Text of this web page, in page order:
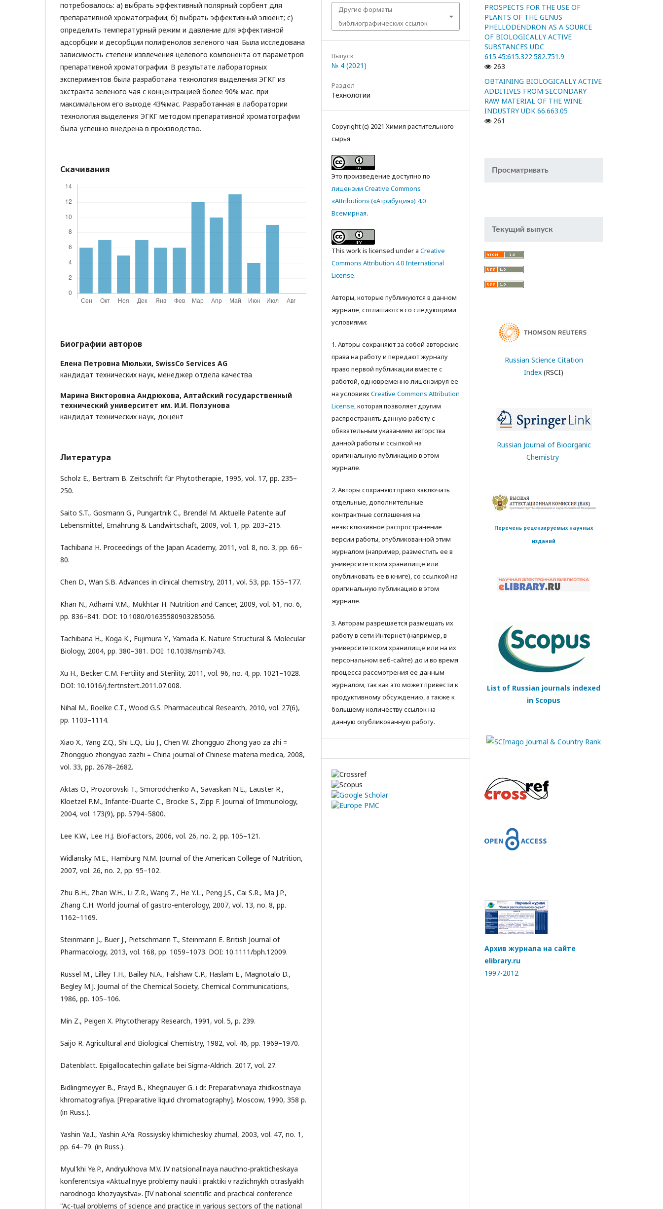
потребовалось: а) выбрать эффективный полярный сорбент для
препаративной хроматографии; б) выбрать эффективный элюент; с)
определить температурный режим и давление для эффективной
адсорбции и десорбции полифенолов зеленого чая. Была исследована
зависимость степени извлечения целевого компонента от параметров
препаративной хроматографии. В результате лабораторных
экспериментов была разработана технология выделения ЭГКГ из
экстракта зеленого чая с концентрацией более 90% мас. при
максимальном его выходе 43%мас. Разработанная в лаборатории
технология выделения ЭГКГ методом препаративной хроматографии
была успешно внедрена в производство.
Скачивания
Биографии авторов
Елена Петровна Мюльхи, SwissCo Services AG
кандидат технических наук, менеджер отдела качества
Марина Викторовна Андрюхова, Алтайский государственный
технический университет им. И.И. Ползунова
кандидат технических наук, доцент
Литература
Scholz E., Bertram B. Zeitschrift für Phytotherapie, 1995, vol. 17, pр. 235–
250.
Saito S.T., Gosmann G., Pungartnik C., Brendel M. Aktuelle Patente auf
Lebensmittel, Ernährung & Landwirtschaft, 2009, vol. 1, pр. 203–215.
Tachibana H. Proceedings of the Japan Academy, 2011, vol. 8, no. 3, pp. 66–
80.
Chen D., Wan S.B. Advances in clinical chemistry, 2011, vol. 53, pp. 155–177.
Khan N., Adhami V.M., Mukhtar H. Nutrition and Cancer, 2009, vol. 61, no. 6,
pp. 836–841. DOI: 10.1080/01635580903285056.
Tachibana H., Koga K., Fujimura Y., Yamada K. Nature Structural & Molecular
Biology, 2004, pp. 380–381. DOI: 10.1038/nsmb743.
Xu H., Becker C.M. Fertility and Sterility, 2011, vol. 96, no. 4, pp. 1021–1028.
DOI: 10.1016/j.fertnstert.2011.07.008.
Nihal M., Roelke C.T., Wood G.S. Pharmaceutical Research, 2010, vol. 27(6),
pp. 1103–1114.
Xiao X., Yang Z.Q., Shi L.Q., Liu J., Chen W. Zhongguo Zhong yao za zhi =
Zhongguo zhongyao zazhi = China journal of Chinese materia medica, 2008,
vol. 33, pp. 2678–2682.
Aktas O., Prozorovski T., Smorodchenko A., Savaskan N.E., Lauster R.,
Kloetzel P.M., Infante-Duarte C., Brocke S., Zipp F. Journal of Immunology,
2004, vol. 173(9), pp. 5794–5800.
Lee K.W., Lee H.J. BioFactors, 2006, vol. 26, no. 2, pp. 105–121.
Widlansky M.E., Hamburg N.M. Journal of the American College of Nutrition,
2007, vol. 26, no. 2, pp. 95–102.
Zhu B.H., Zhan W.H., Li Z.R., Wang Z., He Y.L., Peng J.S., Cai S.R., Ma J.P.,
Zhang C.H. World journal of gastro-enterology, 2007, vol. 13, no. 8, pp.
1162–1169.
Steinmann J., Buer J., Pietschmann T., Steinmann E. British Journal of
Pharmacology, 2013, vol. 168, pp. 1059–1073. DOI: 10.1111/bph.12009.
Russel M., Lilley T.H., Bailey N.A., Falshaw C.P., Haslam E., Magnotalo D.,
Begley M.J. Journal of the Chemical Society, Chemical Communications,
1986, pp. 105–106.
Min Z., Peigen X. Phytotherapy Research, 1991, vol. 5, p. 239.
Saijo R. Agricultural and Biological Chemistry, 1982, vol. 46, pp. 1969–1970.
Datenblatt. Epigallocatechin gallate bei Sigma-Aldrich. 2017, vol. 27.
Bidlingmeyyer B., Frayd B., Khegnauyer G. i dr. Preparativnaya zhidkostnaya
khromatografiya. [Preparative liquid chromatography]. Moscow, 1990, 358 p.
(in Russ.).
Yashin Ya.I., Yashin A.Ya. Rossiyskiy khimicheskiy zhurnal, 2003, vol. 47, no. 1,
pp. 64–79. (in Russ.).
Myul'khi Ye.P., Andryukhova M.V. IV natsional'naya nauchno-prakticheskaya
konferentsiya «Aktual'nyye problemy nauki i praktiki v razlichnykh otraslyakh
narodnogo khozyaystva». [IV national scientific and practical conference
"Ac-tual problems of science and practice in various sectors of the national
Другие форматы
библиографических ссылок
Выпуск
№ 4 (2021)
Раздел
Технологии
Copyright (c) 2021 Химия растительного
сырья
Это произведение доступно по
лицензии Creative Commons
«Attribution» («Атрибуция») 4.0
Всемирная.
This work is licensed under a Creative
Commons Attribution 4.0 International
License.
Авторы, которые публикуются в данном
журнале, соглашаются со следующими
условиями:
1. Авторы сохраняют за собой авторские
права на работу и передают журналу
право первой публикации вместе с
работой, одновременно лицензируя ее
на условияхCreative Commons Attribution
License, которая позволяет другим
распространять данную работу с
обязательным указанием авторства
данной работы и ссылкой на
оригинальную публикацию в этом
журнале.
2. Авторы сохраняют право заключать
отдельные, дополнительные
контрактные соглашения на
неэксклюзивное распространение
версии работы, опубликованной этим
журналом (например, разместить ее в
университетском хранилище или
опубликовать ее в книге), со ссылкой на
оригинальную публикацию в этом
журнале.
3. Авторам разрешается размещать их
работу в сети Интернет (например, в
университетском хранилище или на их
персональном веб-сайте) до и во время
процесса рассмотрения ее данным
журналом, так как это может привести к
продуктивному обсуждению, а также к
большему количеству ссылок на
данную опубликованную работу.
PROSPECTS FOR THE USE OF
PLANTS OF THE GENUS
PHELLODENDRON AS A SOURCE
OF BIOLOGICALLY ACTIVE
SUBSTANCES UDC
615.45:615.322:582.751.9
263
OBTAINING BIOLOGICALLY ACTIVE
ADDITIVES FROM SECONDARY
RAW MATERIAL OF THE WINE
INDUSTRY UDK 66.663.05
261
Просматривать
Текущий выпуск
Russian Science Citation
Index (RSCI)
Russian Journal of Bioorganic
Chemistry
Перечень рецензируемых научных
изданий
List of Russian journals indexed
in Scopus
Архив журнала на сайте
elibrary.ru
1997-2012